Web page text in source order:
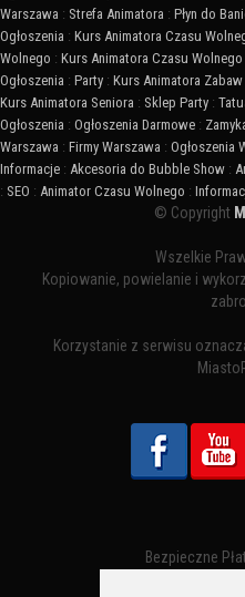
Warszawa : Strefa Animatora : Płyn do
Ogłoszenia : Kurs Animatora Czasu
Wolnego : Kurs Animatora Czasu Wolnego
Ogłoszenia : Party : Kurs Animatora
Kurs Animatora Seniora : Sklep Party :
Ogłoszenia : Ogłoszenia Darmowe :
Warszawa : Firmy Warszawa : Ogłoszenia
Informacje : Akcesoria do Bubble Show :
: SEO : Animator Czasu Wolnego :
© Copyright
Wszelkie
Kopiowanie, powielanie i
Korzystanie z serwisu
Bezpieczne